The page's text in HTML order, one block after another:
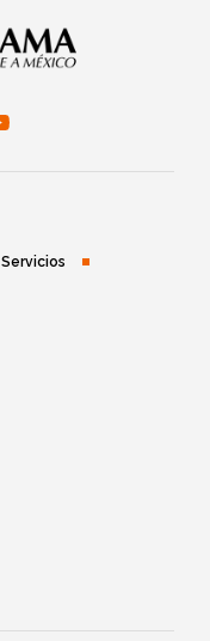
Servicios